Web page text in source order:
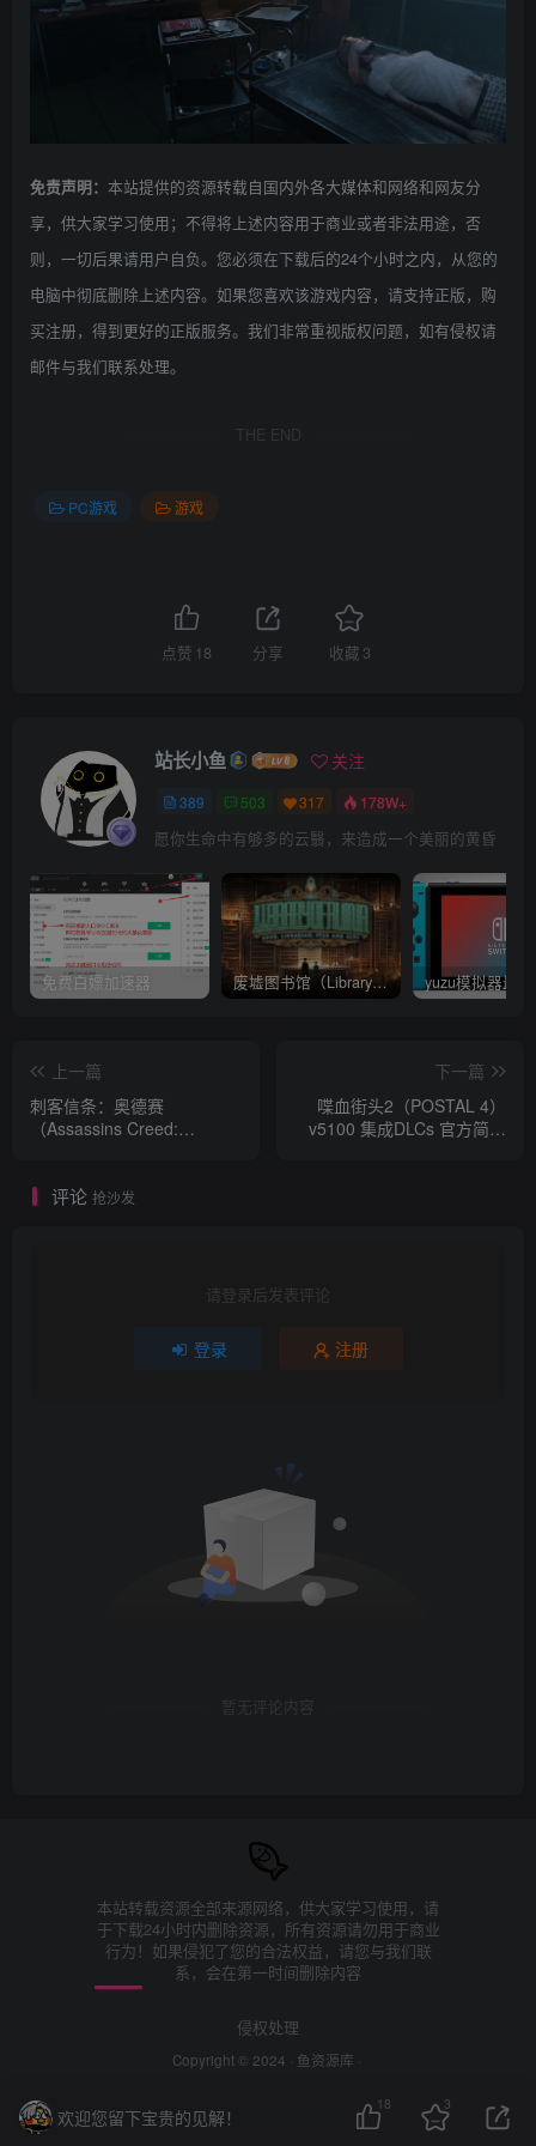
免责声明： 本站提供的资源转载自国内外各大媒体和网络和网友分
享，供大家学习使用；不得将上述内容用于商业或者非法用途，否
则，一切后果请用户自负。您必须在下载后的24个小时之内，从您的
电脑中彻底删除上述内容。如果您喜欢该游戏内容，请支持正版，购
买注册，得到更好的正版服务。我们非常重视版权问题，如有侵权请
邮件与我们联系处理。
THE END
PC游戏 游戏
点赞 18 分享 收藏 3
站长小鱼 关注
389 503 317 178W+
愿你生命中有够多的云翳，来造成一个美丽的黄昏
免费白嫖加速器 废墟图书馆（Library Of Ruina）v1.1.0.6a13 官中 附yuzu模拟器 本体+1.0.3升补
上一篇
刺客信条：奥德赛
（Assassins Creed:
下一篇
喋血街头2（POSTAL 4）
v5100 集成DLCs 官方简体
评论 抢沙发
请登录后发表评论
登录 注册
暂无评论内容
本站转载资源全部来源网络，供大家学习使用，请
于下载24小时内删除资源，所有资源请勿用于商业
行为！如果侵犯了您的合法权益，请您与我们联
系，会在第一时间删除内容
侵权处理
Copyright © 2024 · 鱼资源库 ·
欢迎您留下宝贵的见解！
18 3